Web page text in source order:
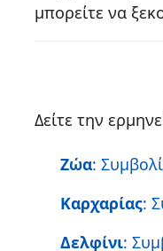
μπορείτε να
Δείτε την
Ζώα:
Καρχαρίας:
Δελφίνι: